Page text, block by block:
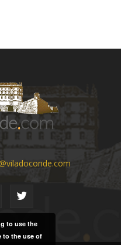
to use the
to the use of